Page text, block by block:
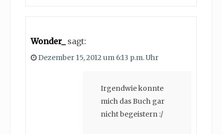
Wonder_ sagt:
Dezember 15, 2012 um 6:13 p.m. Uhr
Irgendwie konnte
mich das Buch gar
nicht begeistern :/